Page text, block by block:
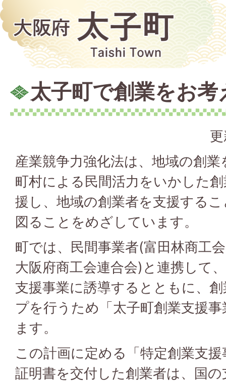
太子町で創業をお考
産業競争力強化法は、地域の創
町村による民間活力をいかした
援し、地域の創業者を支援する
図ることをめざしています。
町では、民間事業者(富田林商工
大阪府商工会連合会)と連携して
支援事業に誘導するとともに、
プを行うため「太子町創業支援
ます。
この計画に定める「特定創業支
証明書を交付した創業者は、国